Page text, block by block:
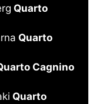
Quarto
Quarto
Cagnino
Quarto